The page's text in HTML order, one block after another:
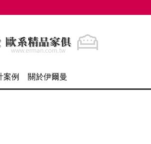
案例 關於伊爾曼